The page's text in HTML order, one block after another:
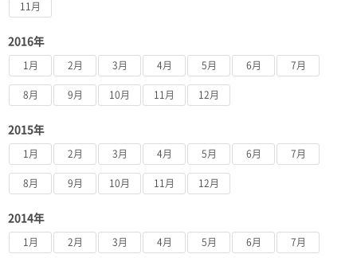
11月
2016年
1月 2月 3月 4月 5月 6月 7月
8月 9月 10月 11月 12月
2015年
1月 2月 3月 4月 5月 6月 7月
8月 9月 10月 11月 12月
2014年
1月 2月 3月 4月 5月 6月 7月